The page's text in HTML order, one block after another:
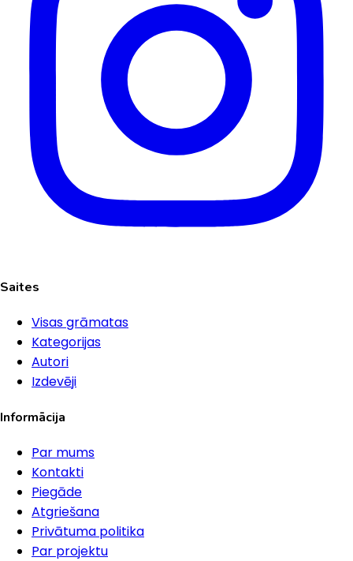
Saites
Visas grāmatas
Kategorijas
Autori
Izdevēji
Informācija
Par mums
Kontakti
Piegāde
Atgriešana
Privātuma politika
Par projektu